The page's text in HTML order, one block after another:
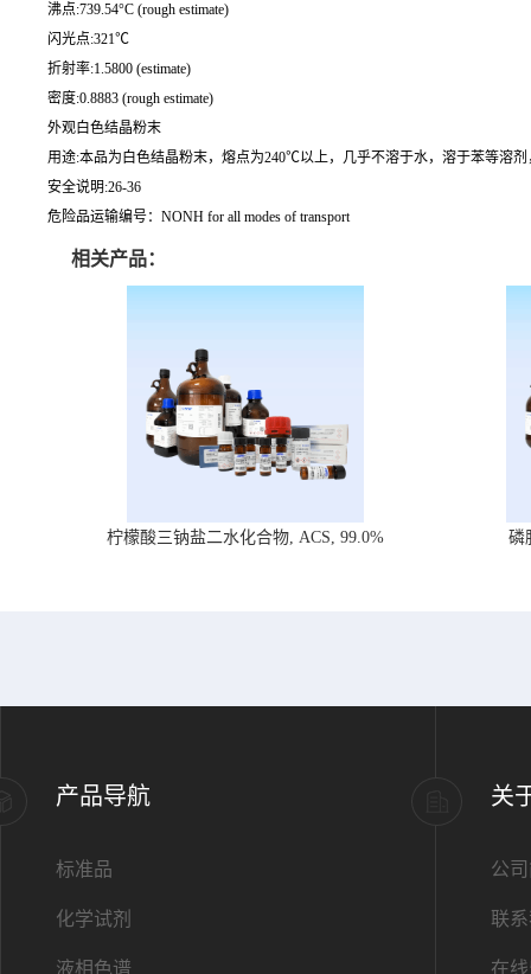
沸点:739.54°C (rough estimate)
闪光点:321℃
折射率:1.5800 (estimate)
密度:0.8883 (rough estimate)
外观白色结晶粉末
用途:本品为白色结晶粉末，熔点为240℃以上，几乎不溶于水，溶于苯等溶
安全说明:26-36
危险品运输编号：NONH for all modes of transport
相关产品：
柠檬酸三钠盐二水化合物, ACS, 99.0% 磷
产品导航
标准品
化学试剂
液相色谱
关
公
联
在